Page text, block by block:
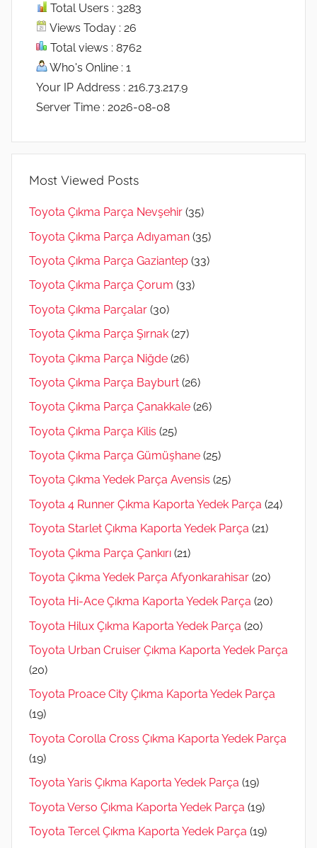
Total Users : 3283
Views Today : 26
Total views : 8762
Who's Online : 1
Your IP Address : 216.73.217.9
Server Time : 2026-08-08
Most Viewed Posts
Toyota Çıkma Parça Nevşehir (35)
Toyota Çıkma Parça Adıyaman (35)
Toyota Çıkma Parça Gaziantep (33)
Toyota Çıkma Parça Çorum (33)
Toyota Çıkma Parçalar (30)
Toyota Çıkma Parça Şırnak (27)
Toyota Çıkma Parça Niğde (26)
Toyota Çıkma Parça Bayburt (26)
Toyota Çıkma Parça Çanakkale (26)
Toyota Çıkma Parça Kilis (25)
Toyota Çıkma Parça Gümüşhane (25)
Toyota Çıkma Yedek Parça Avensis (25)
Toyota 4 Runner Çıkma Kaporta Yedek Parça (24)
Toyota Starlet Çıkma Kaporta Yedek Parça (21)
Toyota Çıkma Parça Çankırı (21)
Toyota Çıkma Yedek Parça Afyonkarahisar (20)
Toyota Hi-Ace Çıkma Kaporta Yedek Parça (20)
Toyota Hilux Çıkma Kaporta Yedek Parça (20)
Toyota Urban Cruiser Çıkma Kaporta Yedek Parça
(20)
Toyota Proace City Çıkma Kaporta Yedek Parça
(19)
Toyota Corolla Cross Çıkma Kaporta Yedek Parça
(19)
Toyota Yaris Çıkma Kaporta Yedek Parça (19)
Toyota Verso Çıkma Kaporta Yedek Parça (19)
Toyota Tercel Çıkma Kaporta Yedek Parça (19)